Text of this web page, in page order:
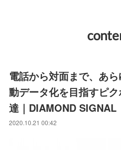
電話から対面まで、あ
動データ化を目指すピ
達｜DIAMOND SIGNAL
2020.10.21 00:42